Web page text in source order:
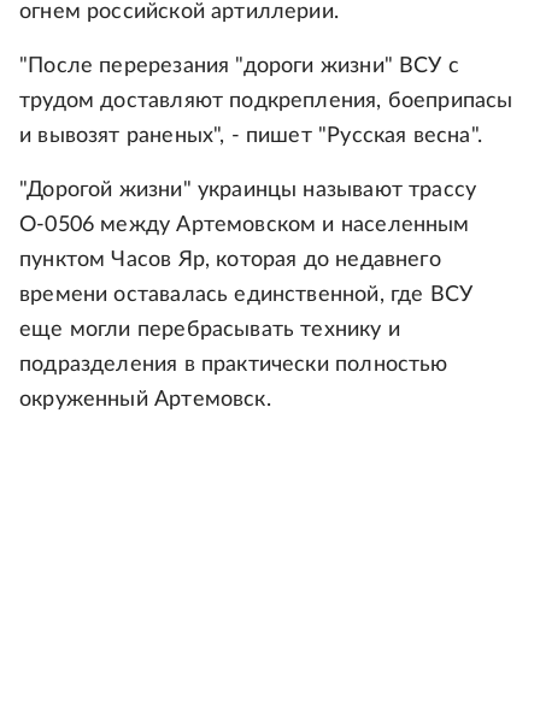
огнем российской артиллерии.
"После перерезания "дороги жизни" ВСУ с
трудом доставляют подкрепления, боеприпасы
и вывозят раненых", - пишет "Русская весна".
"Дорогой жизни" украинцы называют трассу
О-0506 между Артемовском и населенным
пунктом Часов Яр, которая до недавнего
времени оставалась единственной, где ВСУ
еще могли перебрасывать технику и
подразделения в практически полностью
окруженный Артемовск.